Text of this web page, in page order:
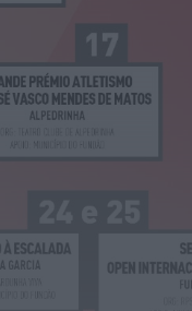
Diário Criminal
PJ detém homem por
tráfico de droga em
HOJE, 14:15
Notícias de Águeda
Passagem inferior da
Vídeo TVC
Passagem inferior da
reabre ao trânsito uma das